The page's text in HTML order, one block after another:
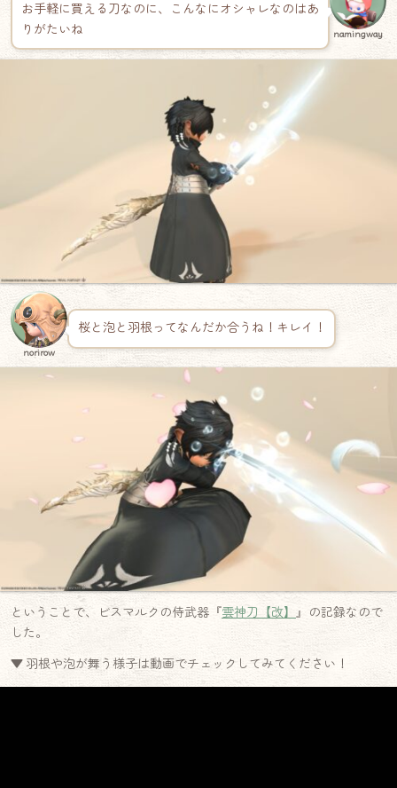
お手軽に買える刀なのに、こんなにオシャレなのはあ
りがたいね
namingway
norirow
桜と泡と羽根ってなんだか合うね！キレイ！
ということで、ビスマルクの侍武器『雲神刀【改】 』の記録なので
した。
▼ 羽根や泡が舞う様子は動画でチェックしてみてください！